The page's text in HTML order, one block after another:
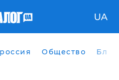
UA
россия Общество